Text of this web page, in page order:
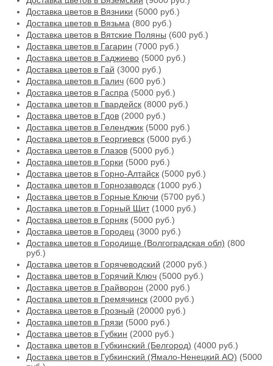
Доставка цветов в Вязники (5000 руб.)
Доставка цветов в Вязьма (800 руб.)
Доставка цветов в Вятские Поляны (600 руб.)
Доставка цветов в Гагарин (7000 руб.)
Доставка цветов в Гаджиево (5000 руб.)
Доставка цветов в Гай (3000 руб.)
Доставка цветов в Галич (600 руб.)
Доставка цветов в Гаспра (5000 руб.)
Доставка цветов в Гвардейск (8000 руб.)
Доставка цветов в Гдов (2000 руб.)
Доставка цветов в Геленджик (5000 руб.)
Доставка цветов в Георгиевск (5000 руб.)
Доставка цветов в Глазов (5000 руб.)
Доставка цветов в Горки (5000 руб.)
Доставка цветов в Горно-Алтайск (5000 руб.)
Доставка цветов в Горнозаводск (1000 руб.)
Доставка цветов в Горные Ключи (5700 руб.)
Доставка цветов в Горный Щит(1000 руб.)
Доставка цветов в Горняк (5000 руб.)
Доставка цветов в Городец (3000 руб.)
Доставка цветов в Городище (Волгоградская обл) (800
руб.)
Доставка цветов в Горячеводский (2000 руб.)
Доставка цветов в Горячий Ключ (5000 руб.)
Доставка цветов в Грайворон (2000 руб.)
Доставка цветов в Гремячинск (2000 руб.)
Доставка цветов в Грозный (20000 руб.)
Доставка цветов в Грязи (5000 руб.)
Доставка цветов в Губкин (2000 руб.)
Доставка цветов в Губкинский (Белгород) (4000 руб.)
Доставка цветов в Губкинский (Ямало-Ненецкий АО) (5000